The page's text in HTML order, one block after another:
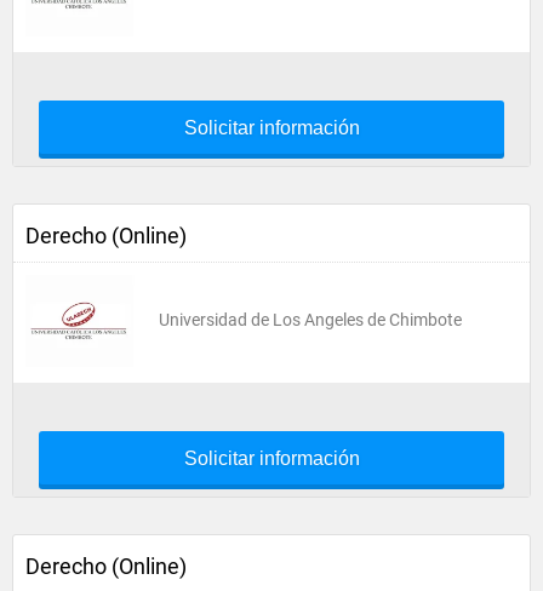
Solicitar información
Derecho (Online)
Universidad de Los Angeles de Chimbote
Solicitar información
Derecho (Online)